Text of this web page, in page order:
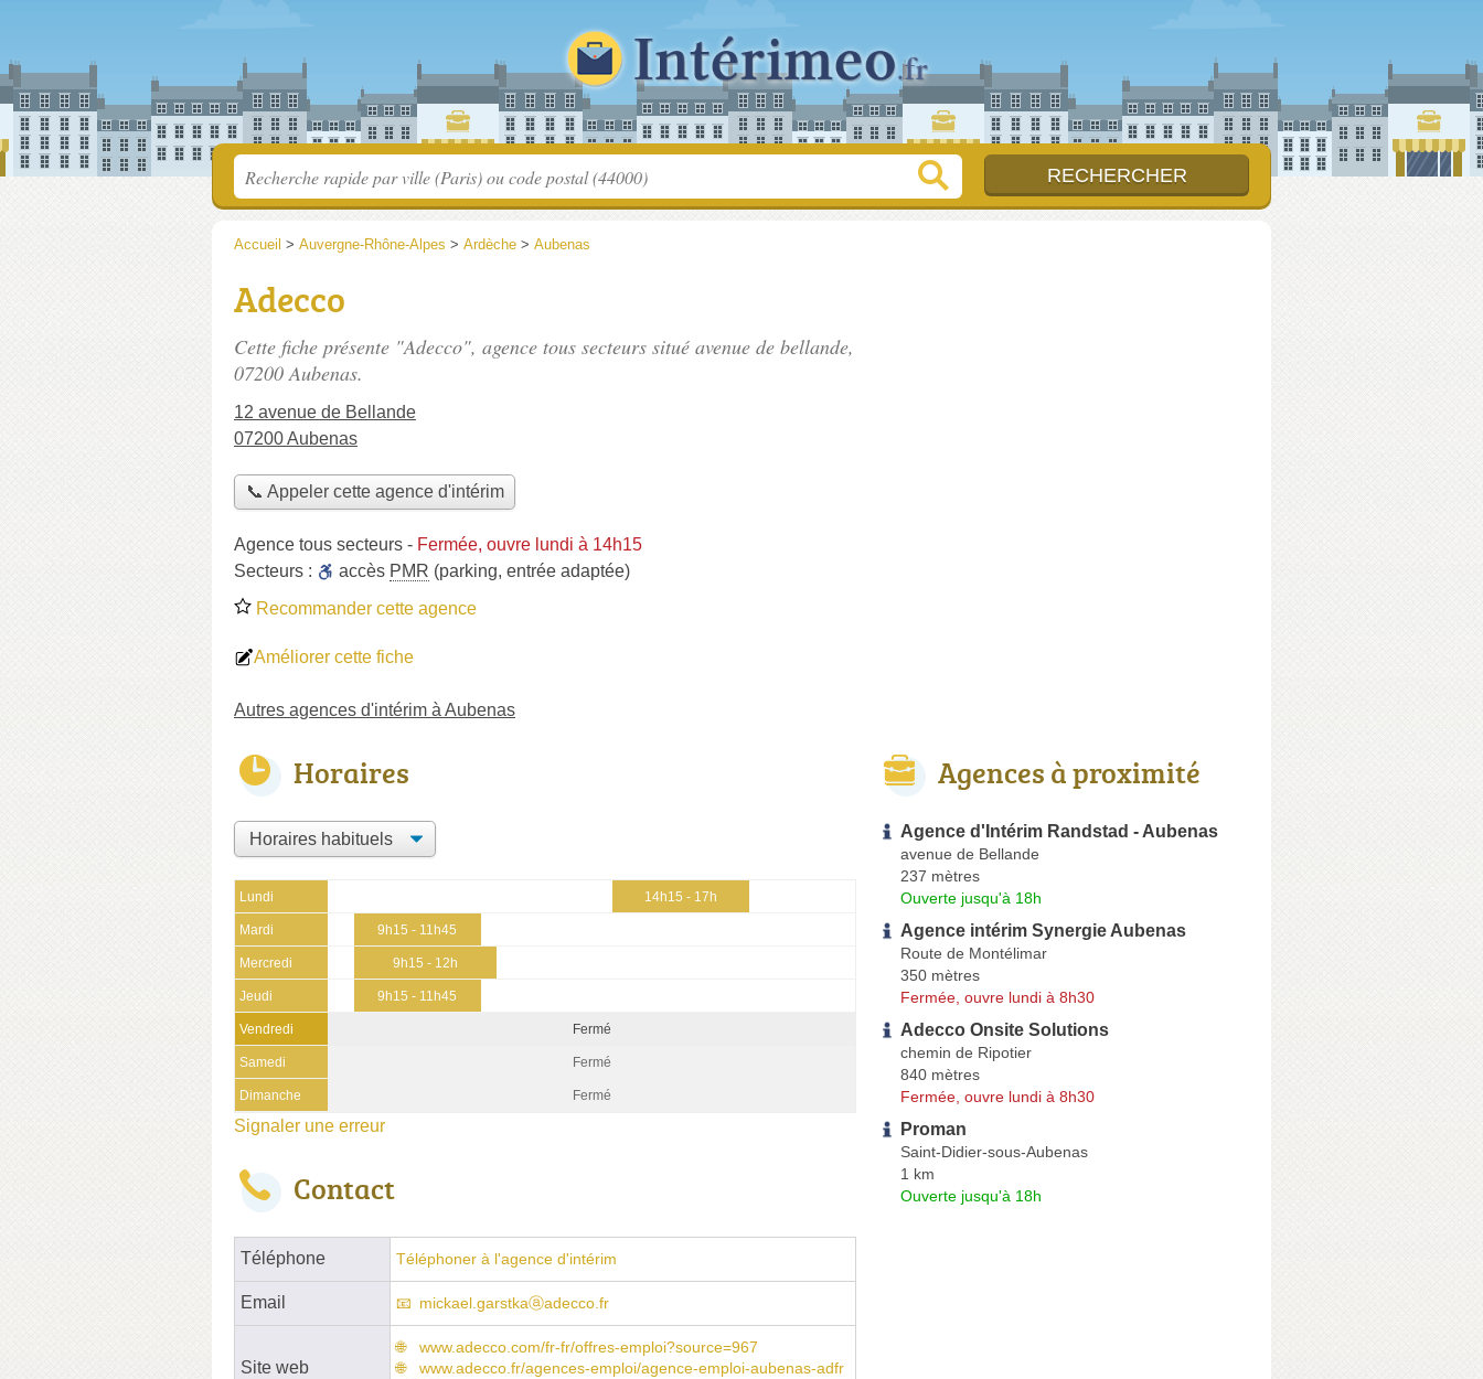
Accueil > Auvergne-Rhône-Alpes > Ardèche > Aubenas
Adecco
Cette fiche présente "Adecco", agence tous secteurs situé avenue de bellande,
07200 Aubenas.
12 avenue de Bellande
07200 Aubenas
📞 Appeler cette agence d'intérim
Agence tous secteurs - Fermée, ouvre lundi à 14h15
Secteurs :
accès PMR (parking, entrée adaptée)
Recommander cette agence
Améliorer cette fiche
Autres agences d'intérim à Aubenas
Horaires
Lundi 14h15 - 17h
Mardi 9h15 - 11h45
Mercredi 9h15 - 12h
Jeudi 9h15 - 11h45
Vendredi Fermé
Samedi Fermé
Dimanche Fermé
Signaler une erreur
Contact
Téléphone Téléphoner à l'agence d'intérim
Email mickael.garstkaⓐadecco.fr
Site web
www.adecco.com/fr-fr/offres-emploi?source=967
www.adecco.fr/agences-emploi/agence-emploi-aubenas-adfr
Agences à proximité
Agence d'Intérim Randstad - Aubenas
avenue de Bellande
237 mètres
Ouverte jusqu'à 18h
Agence intérim Synergie Aubenas
Route de Montélimar
350 mètres
Fermée, ouvre lundi à 8h30
Adecco Onsite Solutions
chemin de Ripotier
840 mètres
Fermée, ouvre lundi à 8h30
Proman
Saint-Didier-sous-Aubenas
1 km
Ouverte jusqu'à 18h